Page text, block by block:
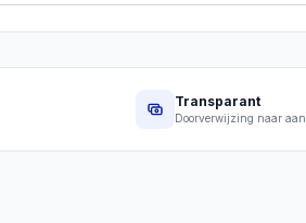
Transparant
Doorverwijzing naar